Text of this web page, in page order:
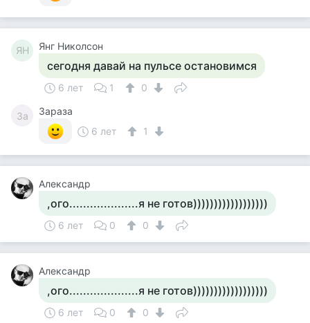
ЯН Янг Николсон
сегодня давай на пульсе остановимся
6 лет 1 0
За
Зараза
6 лет
1
Александр
,ого....................я не готов))))))))))))))))))
6 лет 0 0
Александр
,ого....................я не готов))))))))))))))))))
6 лет 0 0